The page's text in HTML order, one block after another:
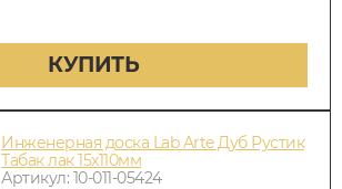
КУПИТЬ
Инженерная доска Lab Arte Дуб Рустик
Табак лак 15х110мм
Артикул: 10-011-05424